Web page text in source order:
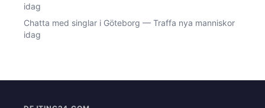
idag
Chatta med singlar i Göteborg — Traffa nya manniskor
idag